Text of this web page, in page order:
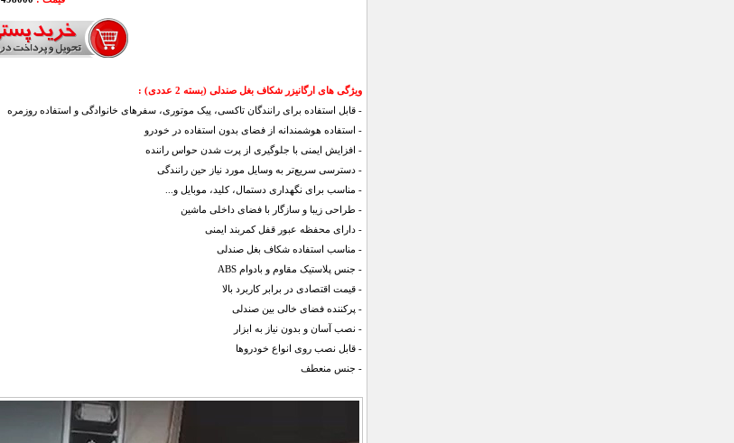
ویژگی های ارگانیزر شکاف بغل صندلی (بسته 2 عددی) :
- قابل استفاده برای رانندگان تاکسی، پیک موتوری، سفرهای خانوادگی و استفاده روزمره
- استفاده هوشمندانه از فضای بدون استفاده در خودرو
- افزایش ایمنی با جلوگیری از پرت شدن حواس راننده
- دسترسی سریع‌تر به وسایل مورد نیاز حین رانندگی
- مناسب برای نگهداری دستمال، کلید، موبایل و...
- طراحی زیبا و سازگار با فضای داخلی ماشین
- دارای محفظه عبور قفل کمربند ایمنی
- مناسب استفاده شکاف بغل صندلی
- جنس پلاستیک مقاوم و بادوام ABS
- قیمت اقتصادی در برابر کاربرد بالا
- پرکننده فضای خالی بین صندلی
- نصب آسان و بدون نیاز به ابزار
- قابل نصب روی انواع خودروها
- جنس منعطف